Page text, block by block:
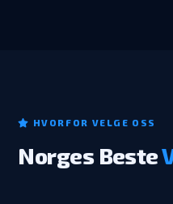
HVORFOR VELGE OSS
Norges Beste